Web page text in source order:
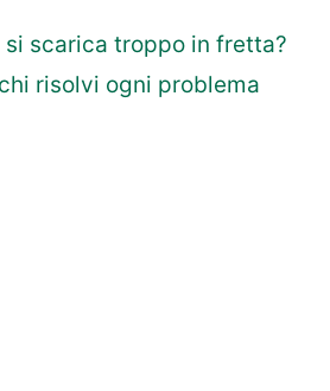
si scarica troppo in fretta?
risolvi ogni problema